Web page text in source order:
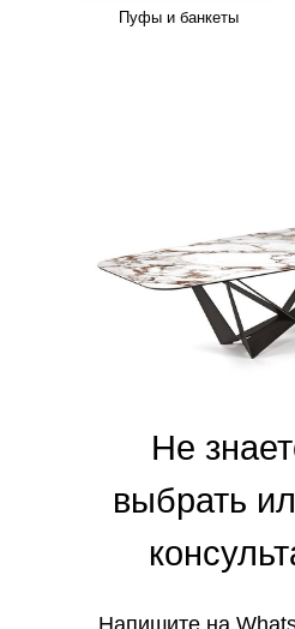
Пуфы и банкеты
Напишите на
Не
выбрать